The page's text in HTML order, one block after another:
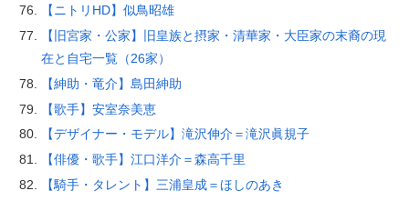
【ニトリHD】似鳥昭雄
【旧宮家・公家】旧皇族と摂家・清華家・大臣家の末裔の現
在と自宅一覧（26家）
【紳助・竜介】島田紳助
【歌手】安室奈美恵
【デザイナー・モデル】滝沢伸介＝滝沢眞規子
【俳優・歌手】江口洋介＝森高千里
【騎手・タレント】三浦皇成＝ほしのあき